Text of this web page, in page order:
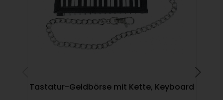
Tastatur-Geldbörse mit Kette, Keyboard